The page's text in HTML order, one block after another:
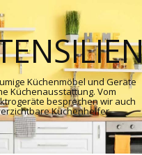
Küchenmöbel und Geräte
Küchenausstattung. Vom
besprechen wir auch
Küchenhelfer.